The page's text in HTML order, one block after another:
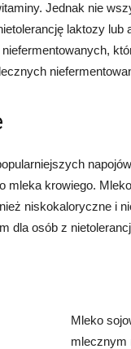
Jednak nie
laktozy lub
mleka krowiego.
niskokaloryczne i
dla osób z
Mleko
mlecznym